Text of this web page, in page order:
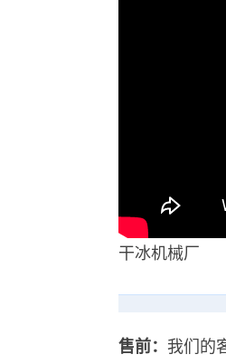
干冰机械厂
售前： 我们的